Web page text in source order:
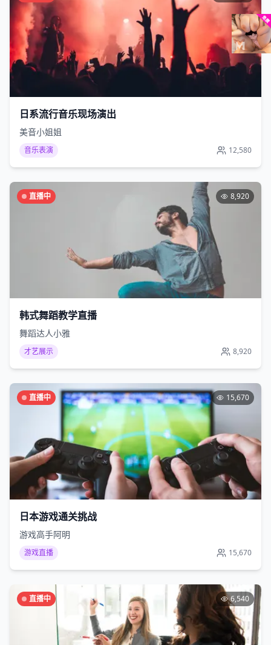
日系流行音乐现场演出
美音小姐姐
音乐表演 12,580
直播中 8,920
韩式舞蹈教学直播
舞蹈达人小雅
才艺展示 8,920
直播中 15,670
日本游戏通关挑战
游戏高手阿明
游戏直播 15,670
直播中 6,540